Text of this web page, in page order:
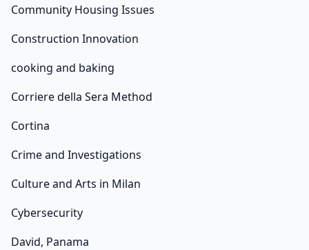
Community Housing Issues
Construction Innovation
cooking and baking
Corriere della Sera Method
Cortina
Crime and Investigations
Culture and Arts in Milan
Cybersecurity
David, Panama